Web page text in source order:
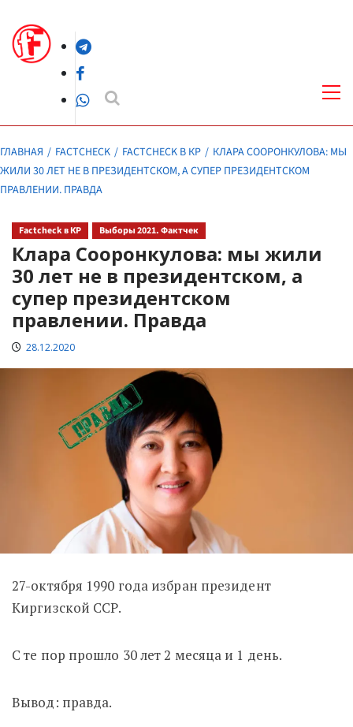
содержимомуTelegram
Facebook
WhatsApp
ГЛАВНАЯ FACTCHECK FACTCHECK В КР
КЛАРА СООРОНКУЛОВА: МЫ
ЖИЛИ 30 ЛЕТ НЕ В ПРЕЗИДЕНТСКОМ, А СУПЕР ПРЕЗИДЕНТСКОМ
ПРАВЛЕНИИ. ПРАВДА
Factcheck в КР Выборы 2021. Фактчек
Клара Сооронкулова: мы жили
30 лет не в президентском, а
супер президентском
правлении. Правда
28.12.2020
27-октября 1990 года избран президент
Киргизской ССР.
С те пор прошло 30 лет 2 месяца и 1 день.
Вывод: правда.